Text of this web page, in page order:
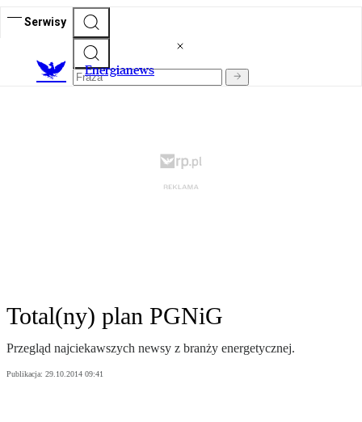
Serwisy
Energianews
Total(ny) plan PGNiG
Przegląd najciekawszych newsy z branży energetycznej.
Publikacja: 29.10.2014 09:41